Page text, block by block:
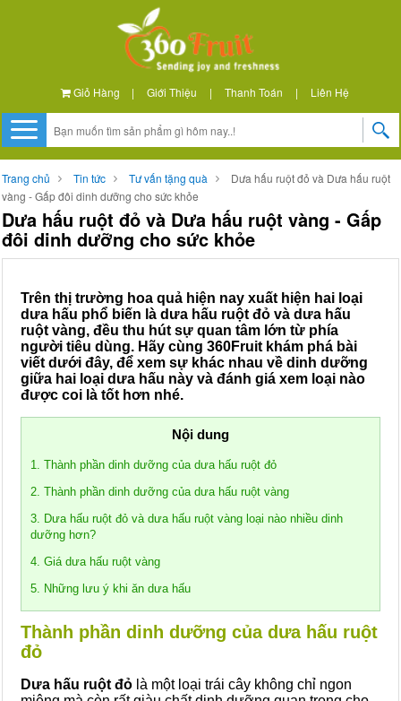
Giỏ Hàng | Giới Thiệu | Thanh Toán | Liên Hệ
Trang chủ Tin tức Tư vấn tặng quà
Dưa hấu ruột đỏ và Dưa hấu ruột
vàng - Gấp đôi dinh dưỡng cho sức khỏe
Dưa hấu ruột đỏ và Dưa hấu ruột vàng - Gấp
đôi dinh dưỡng cho sức khỏe
Trên thị trường hoa quả hiện nay xuất hiện hai loại
dưa hấu phổ biến là dưa hấu ruột đỏ và dưa hấu
ruột vàng, đều thu hút sự quan tâm lớn từ phía
người tiêu dùng. Hãy cùng 360Fruit khám phá bài
viết dưới đây, để xem sự khác nhau về dinh dưỡng
giữa hai loại dưa hấu này và đánh giá xem loại nào
được coi là tốt hơn nhé.
Nội dung
1. Thành phần dinh dưỡng của dưa hấu ruột đỏ
2. Thành phần dinh dưỡng của dưa hấu ruột vàng
3. Dưa hấu ruột đỏ và dưa hấu ruột vàng loại nào nhiều dinh
dưỡng hơn?
4. Giá dưa hấu ruột vàng
5. Những lưu ý khi ăn dưa hấu
Thành phần dinh dưỡng của dưa hấu ruột
đỏ
Dưa hấu ruột đỏ là một loại trái cây không chỉ ngon